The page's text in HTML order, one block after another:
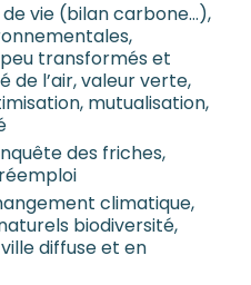
vie (bilan carbone…),
transformés et
de l’air, valeur verte,
mutualisation,
des friches,
climatique,
biodiversité,
diffuse et en